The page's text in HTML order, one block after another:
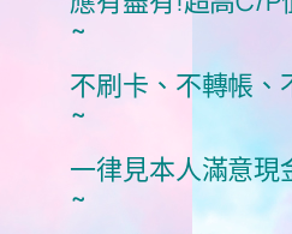
~
不刷卡、不轉帳、
~
一律見本人滿意
~